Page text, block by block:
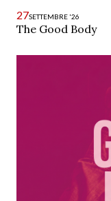
27SETTEMBRE '26
The Good Body